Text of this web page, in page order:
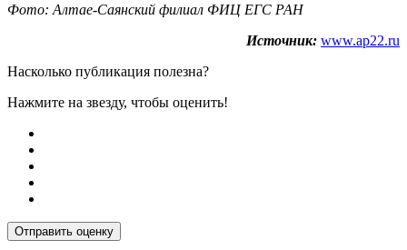
Фото: Алтае-Саянский филиал ФИЦ ЕГС РАН
Источник: www.ap22.ru
Насколько публикация полезна?
Нажмите на звезду, чтобы оценить!
Отправить оценку